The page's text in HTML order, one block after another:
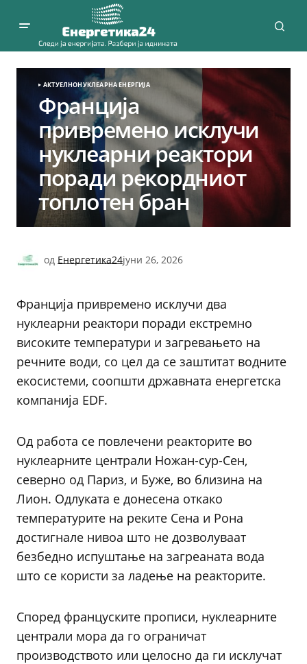
АКТУЕЛНОНУКЛЕАРНА ЕНЕРГИЈА
Франција
привремено исклучи
нуклеарни реактори
поради рекордниот
топлотен бран
од Енергетика24јуни 26, 2026
Франција привремено исклучи два
нуклеарни реактори поради екстремно
високите температури и загревањето на
речните води, со цел да се заштитат водните
екосистеми, соопшти државната енергетска
компанија EDF.
Од работа се повлечени реакторите во
нуклеарните централи Ножан-сур-Сен,
северно од Париз, и Буже, во близина на
Лион. Одлуката е донесена откако
температурите на реките Сена и Рона
достигнале нивоа што не дозволуваат
безбедно испуштање на загреаната вода
што се користи за ладење на реакторите.
Според француските прописи, нуклеарните
централи мора да го ограничат
производството или целосно да ги исклучат